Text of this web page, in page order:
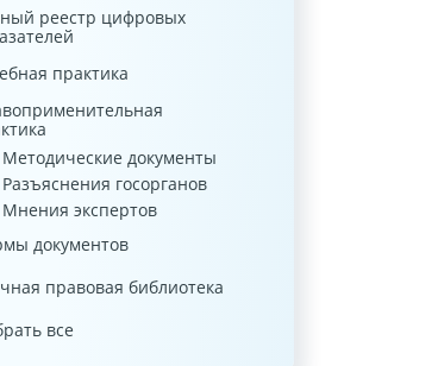
реестр цифровых
практика
Методические документы
Разъяснения госорганов
Мнения экспертов
документов
правовая библиотека
все